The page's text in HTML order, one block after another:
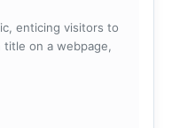
enticing visitors to
title on a webpage,